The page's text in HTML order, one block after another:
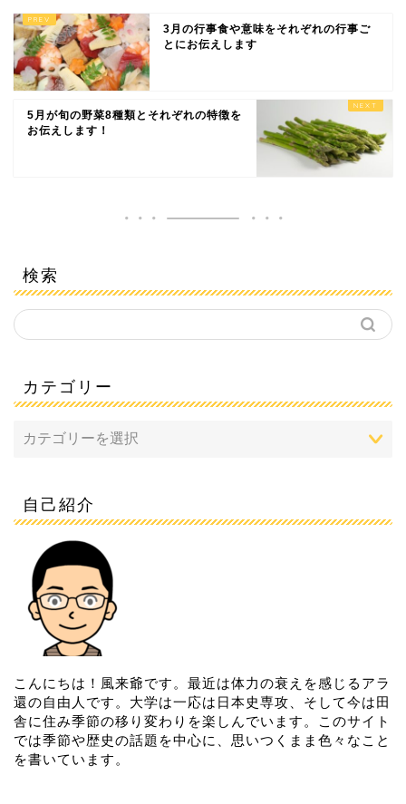
3月の行事食や意味をそれぞれの行事ご
とにお伝えします
5月が旬の野菜8種類とそれぞれの特徴を
お伝えします！
検索
カテゴリー
自己紹介
こんにちは！風来爺です。最近は体力の衰えを感じるアラ
還の自由人です。大学は一応は日本史専攻、そして今は田
舎に住み季節の移り変わりを楽しんでいます。このサイト
では季節や歴史の話題を中心に、思いつくまま色々なこと
を書いています。